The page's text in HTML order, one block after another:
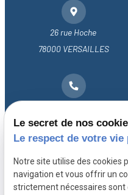
26 rue Hoche
78000 VERSAILLES
A
Le secret de nos
Le respect de votre vie
Notre site utilise des cookies
navigation et vous offrir un
strictement nécessaires